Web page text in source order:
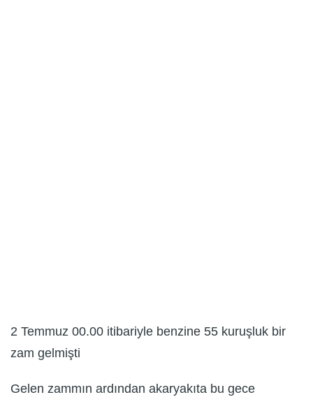
2 Temmuz 00.00 itibariyle benzine 55 kuruşluk bir
zam gelmişti
Gelen zammın ardından akaryakıta bu gece